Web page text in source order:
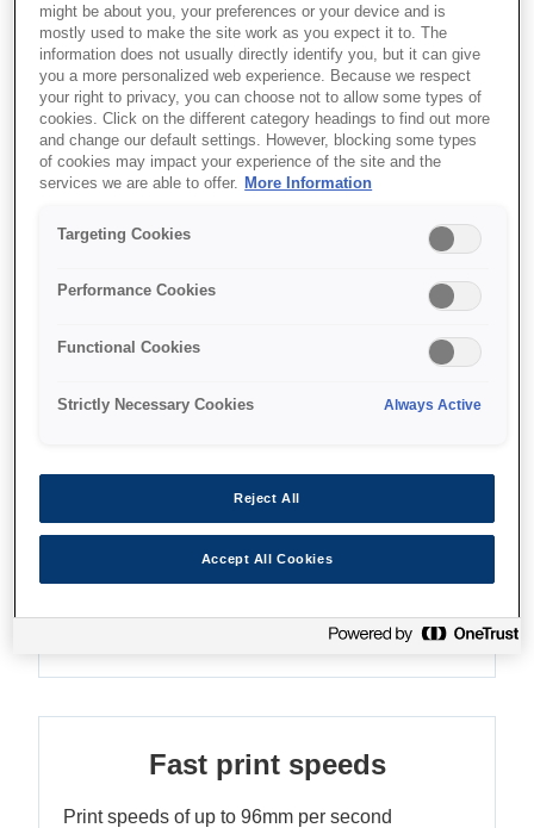
promotional printing at the point of
sale.
Full-colour inkjet printing
On-demand coupon printing
Compact design
Caracteristici
Full-colour coupon printing
Fast print speeds
Print speeds of up to 96mm per second
might be about you, your preferences or your device and is
mostly used to make the site work as you expect it to. The
information does not usually directly identify you, but it can give
you a more personalized web experience. Because we respect
your right to privacy, you can choose not to allow some types of
cookies. Click on the different category headings to find out more
and change our default settings. However, blocking some types
of cookies may impact your experience of the site and the
services we are able to offer. More Information
Targeting Cookies
Performance Cookies
Functional Cookies
Strictly Necessary Cookies Always Active
Reject All
Accept All Cookies